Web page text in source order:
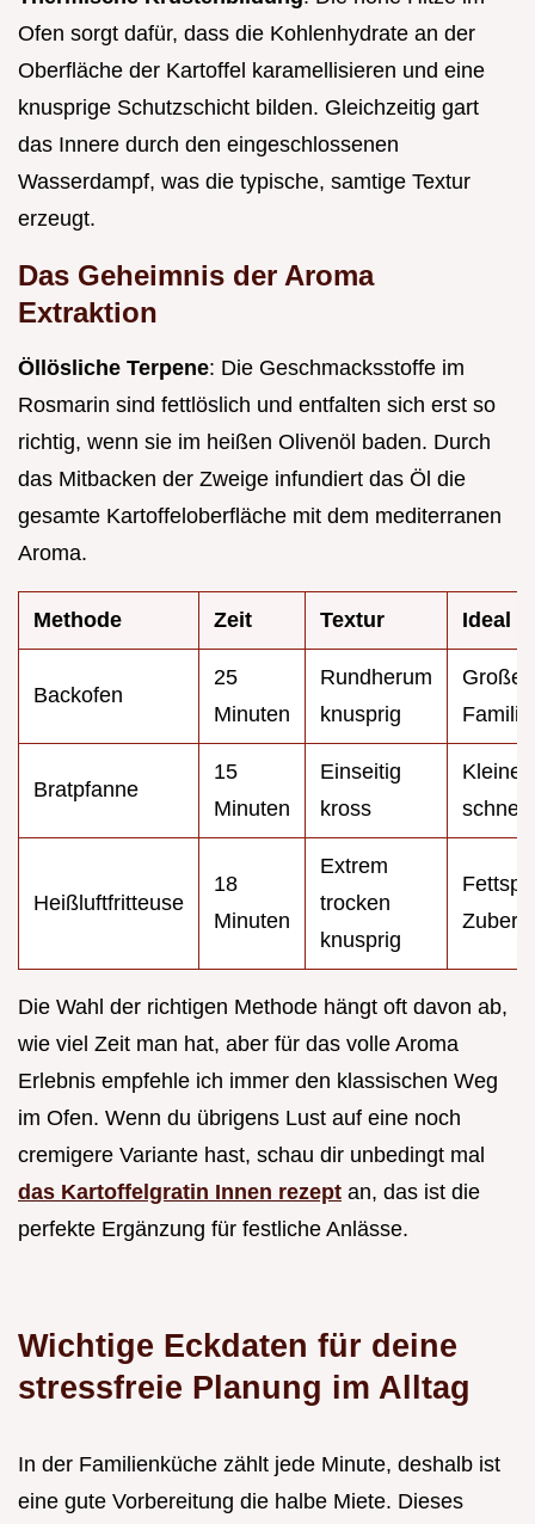
Ofen sorgt dafür, dass die Kohlenhydrate an der
Oberfläche der Kartoffel karamellisieren und eine
knusprige Schutzschicht bilden. Gleichzeitig gart
das Innere durch den eingeschlossenen
Wasserdampf, was die typische, samtige Textur
erzeugt.
Das Geheimnis der Aroma
Extraktion
Öllösliche Terpene: Die Geschmacksstoffe im
Rosmarin sind fettlöslich und entfalten sich erst so
richtig, wenn sie im heißen Olivenöl baden. Durch
das Mitbacken der Zweige infundiert das Öl die
gesamte Kartoffeloberfläche mit dem mediterranen
Aroma.
Methode Zeit Textur Ideal
Backofen
25
Minuten
Rundherum
knusprig
Große
Bratpfanne
15
Minuten
Einseitig
kross
Kleine
Heißluftfritteuse
18
Minuten
Extrem
trocken
knusprig
Die Wahl der richtigen Methode hängt oft davon ab,
wie viel Zeit man hat, aber für das volle Aroma
Erlebnis empfehle ich immer den klassischen Weg
im Ofen. Wenn du übrigens Lust auf eine noch
cremigere Variante hast, schau dir unbedingt mal
das Kartoffelgratin Innen rezept an, das ist die
perfekte Ergänzung für festliche Anlässe.
Wichtige Eckdaten für deine
stressfreie Planung im Alltag
In der Familienküche zählt jede Minute, deshalb ist
eine gute Vorbereitung die halbe Miete. Dieses